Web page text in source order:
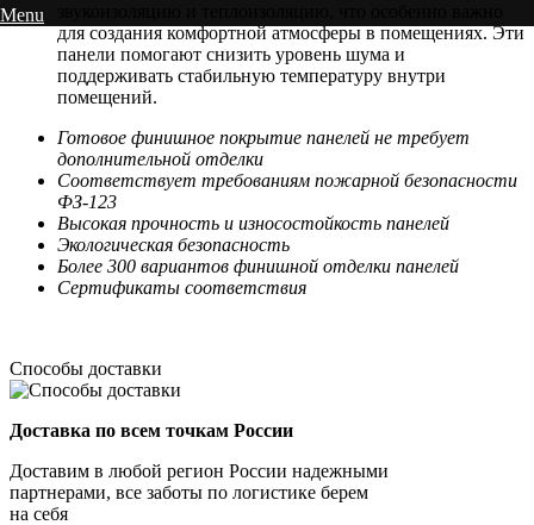
Menu
для создания комфортной атмосферы в помещениях. Эти
панели помогают снизить уровень шума и
поддерживать стабильную температуру внутри
помещений.
Готовое финишное покрытие панелей не требует
дополнительной отделки
Соответствует требованиям пожарной безопасности
ФЗ-123
Высокая прочность и износостойкость панелей
Экологическая безопасность
Более 300 вариантов финишной отделки панелей
Сертификаты соответствия
Способы доставки
Доставка по всем точкам России
Доставим в любой регион России надежными
партнерами, все заботы по логистике берем
на себя